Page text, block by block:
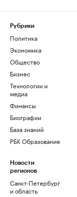
Рубрики
Политика
Экономика
Общество
Бизнес
Технологии и
медиа
Финансы
Биографии
База знаний
РБК Образование
Новости
регионов
Санкт-Петербург
и область